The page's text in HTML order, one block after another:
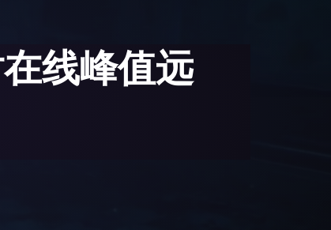
线峰值远